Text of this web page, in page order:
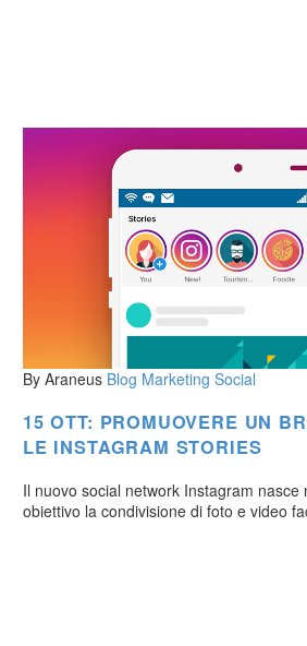
By Araneus Blog Marketing Social
15 OTT: PROMUOVERE UN
LE INSTAGRAM STORIES
Il nuovo social network Instagram nasce
obiettivo la condivisione di foto e video